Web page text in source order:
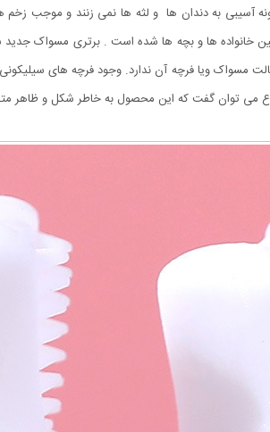
به دندان ها و لثه ها نمی زنند و موجب زخم
مسواک ویا فرچه آن ندارد. وجود فرچه های
توان گفت که این محصول به خاطر شکل و ظاهر